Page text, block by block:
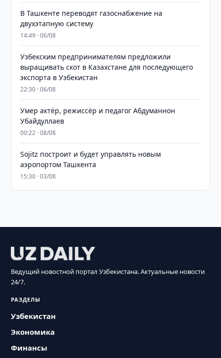
В Ташкенте переводят газоснабжение на
двухэтапную систему
14:49 · 06/08
Узбекским предпринимателям предложили
выращивать скот в Казахстане для последующего
экспорта в Узбекистан
22:30 · 06/08
Умер актёр, режиссёр и педагог Абдуманнон
Убайдуллаев
00:22 · 08/08
Sojitz построит и будет управлять новым
аэропортом Ташкента
15:30 · 03/08
Ведущий новостной портал Узбекистана. Актуальные новости
24/7.
РАЗДЕЛЫ
Узбекистан
Экономика
Финансы